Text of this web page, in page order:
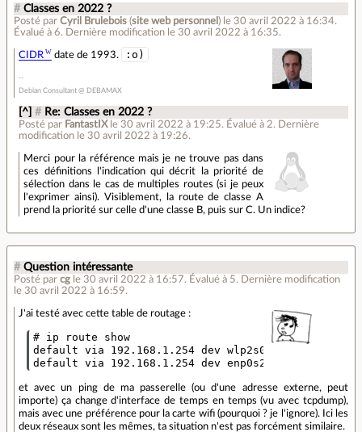
# Classes en 2022 ?
Posté par Cyril Brulebois (site web personnel ) le 30 avril 2022 à 16:34.
Évalué à 6. Dernière modification le 30 avril 2022 à 16:35.
CIDR date de 1993. :o)
Debian Consultant @ DEBAMAX
[^] # Re: Classes en 2022 ?
Posté par FantastIX le 30 avril 2022 à 19:25. Évalué à 2. Dernière
modification le 30 avril 2022 à 19:26.
Merci pour la référence mais je ne trouve pas dans
ces définitions l'indication qui décrit la priorité de
sélection dans le cas de multiples routes (si je peux
l'exprimer ainsi). Visiblement, la route de classe A
prend la priorité sur celle d'une classe B, puis sur C. Un indice?
# Question intéressante
Posté par cg le 30 avril 2022 à 16:57. Évalué à 5. Dernière modification
le 30 avril 2022 à 16:59.
J'ai testé avec cette table de routage :
# ip route show
default via 192.168.1.254 dev wlp2s0 metric 100
et avec un ping de ma passerelle (ou d'une adresse externe, peut
importe) ça change d'interface de temps en temps (vu avec tcpdump),
mais avec une préférence pour la carte wifi (pourquoi ? je l'ignore). Ici les
deux réseaux sont les mêmes, ta situation n'est pas forcément similaire.